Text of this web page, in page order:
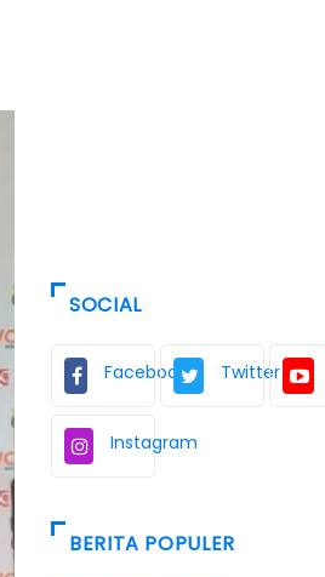
SOCIAL
Facebook Twitter
Instagram
BERITA POPULER